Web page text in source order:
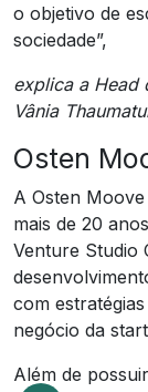
o objetivo de
sociedade”,
explica a Head
Vânia
Osten
A Osten
mais de 20
Venture Studio
com
negócio da
Além de